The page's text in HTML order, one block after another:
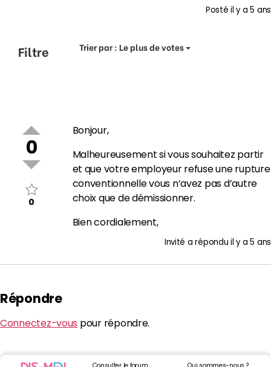
Postéil y a 5 ans
Filtre Trier par :Le plus de votes
0
0
Bonjour,
Malheureusement si vous souhaitez partir
et que votre employeur refuse une rupture
conventionnelle vous n’avez pas d’autre
choix que de démissionner.
Bien cordialement,
Invité a réponduil y a 5 ans
Répondre
Connectez-vous pour répondre.